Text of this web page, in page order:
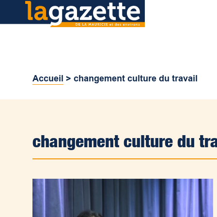
Accueil >changement culture du travail
changement culture du